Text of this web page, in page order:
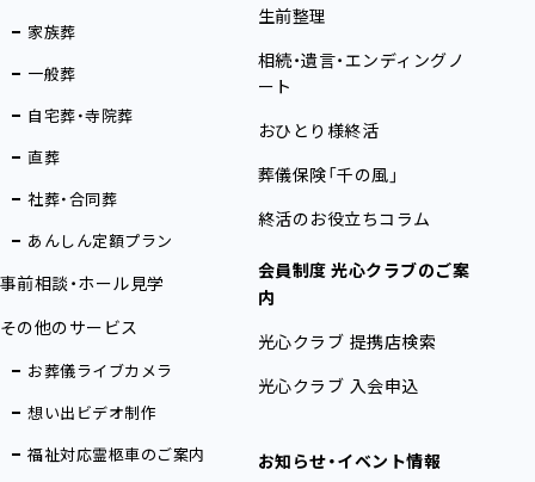
家族葬
一般葬
自宅葬・寺院葬
直葬
社葬・合同葬
あんしん定額プラン
事前相談・ホール見学
その他のサービス
お葬儀ライブカメラ
想い出ビデオ制作
福祉対応霊柩車のご案内
生前整理
相続・遺言・エンディングノ
ート
おひとり様終活
葬儀保険「千の風」
終活のお役立ちコラム
会員制度 光心クラブのご案
内
光心クラブ 提携店検索
光心クラブ 入会申込
お知らせ・イベント情報